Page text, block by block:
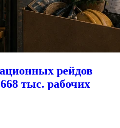
рейдов
тыс. рабочих